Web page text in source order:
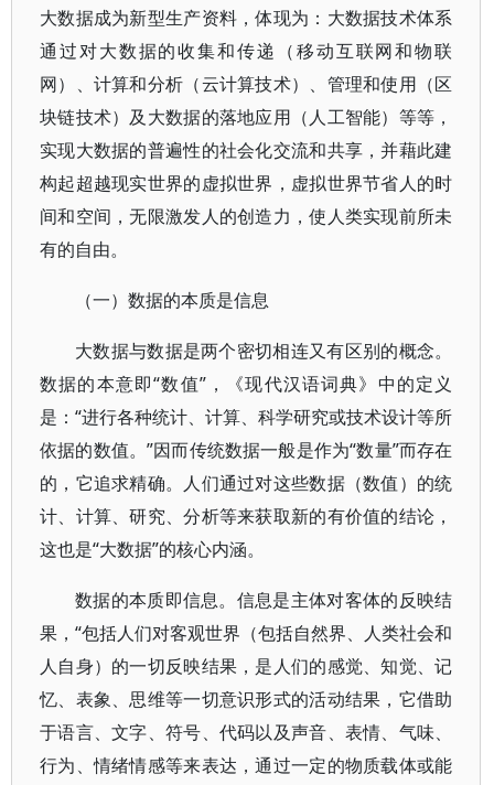
大数据成为新型生产资料，体现为：大数据技术体系
通过对大数据的收集和传递（移动互联网和物联
网）、计算和分析（云计算技术）、管理和使用（区
块链技术）及大数据的落地应用（人工智能）等等，
实现大数据的普遍性的社会化交流和共享，并藉此建
构起超越现实世界的虚拟世界，虚拟世界节省人的时
间和空间，无限激发人的创造力，使人类实现前所未
有的自由。
（一）数据的本质是信息
大数据与数据是两个密切相连又有区别的概念。
数据的本意即“数值”，《现代汉语词典》中的定义
是：“进行各种统计、计算、科学研究或技术设计等所
依据的数值。”因而传统数据一般是作为“数量”而存在
的，它追求精确。人们通过对这些数据（数值）的统
计、计算、研究、分析等来获取新的有价值的结论，
这也是“大数据”的核心内涵。
数据的本质即信息。信息是主体对客体的反映结
果，“包括人们对客观世界（包括自然界、人类社会和
人自身）的一切反映结果，是人们的感觉、知觉、记
忆、表象、思维等一切意识形式的活动结果，它借助
于语言、文字、符号、代码以及声音、表情、气味、
行为、情绪情感等来表达，通过一定的物质载体或能